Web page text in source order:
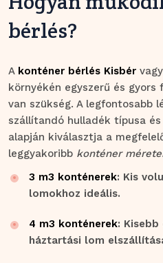
bérlés?
A konténer bérlés Kisbér vagy
környékén egyszerű és
van szükség. A legfontosabb
szállítandó hulladék típusa
alapján kiválasztja a
leggyakoribb konténer
3 m3 konténerek: Kis
lomokhoz ideális.
4 m3 konténerek:
háztartási lom